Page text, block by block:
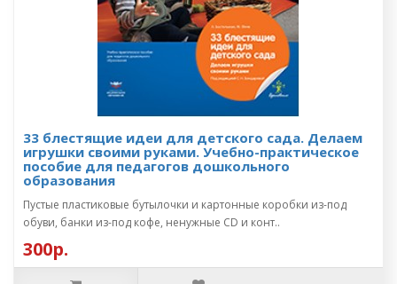
33 блестящие идеи для детского сада. Делаем
игрушки своими руками. Учебно-практическое
пособие для педагогов дошкольного
образования
Пустые пластиковые бутылочки и картонные коробки из-под
обуви, банки из-под кофе, ненужные CD и конт..
300р.